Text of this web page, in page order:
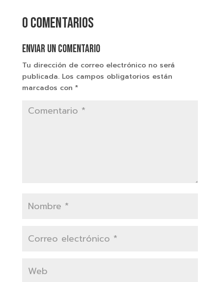
0 comentarios
Enviar un comentario
Tu dirección de correo electrónico no será
publicada. Los campos obligatorios están
marcados con *